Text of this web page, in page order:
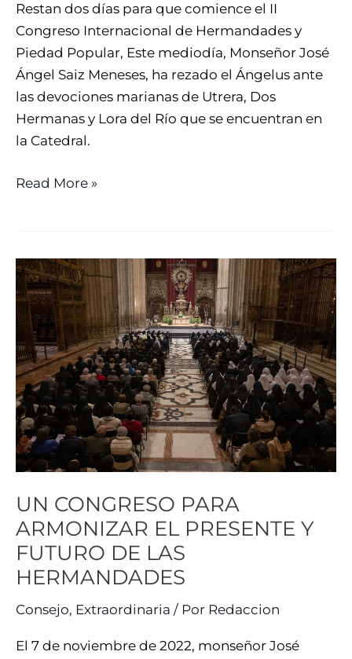
Restan dos días para que comience el II
Congreso Internacional de Hermandades y
Piedad Popular, Este mediodía, Monseñor José
Ángel Saiz Meneses, ha rezado el Ángelus ante
las devociones marianas de Utrera, Dos
Hermanas y Lora del Río que se encuentran en
la Catedral.
Read More »
UN CONGRESO PARA
ARMONIZAR EL PRESENTE Y
FUTURO DE LAS
HERMANDADES
Consejo, Extraordinaria / Por Redaccion
El 7 de noviembre de 2022, monseñor José
UN
CONGRESO
PARA
ARMONIZAR
EL
PRESENTE
Y
FUTURO
DE
LAS